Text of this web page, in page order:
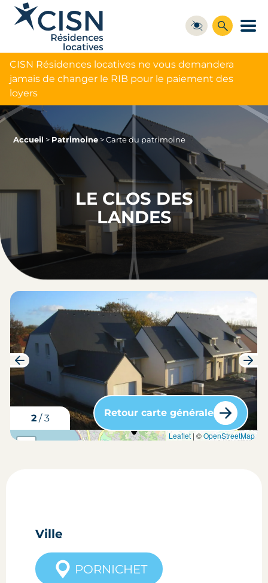
CISN Résidences locatives ne vous demandera
jamais de changer le RIB pour le paiement des
loyers
Accueil > Patrimoine >Carte du patrimoine
LE CLOS DES
LANDES
3/3
carte situation du bien Leaflet| ©OpenStreetMap
Retour carte générale
Ville
PORNICHET